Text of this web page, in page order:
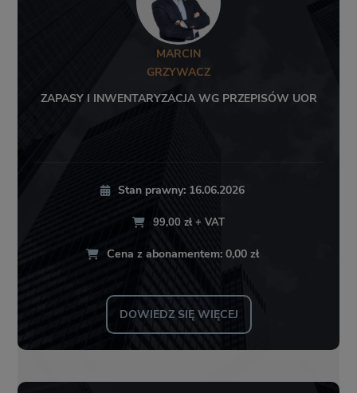
MARCIN
GRZYWACZ
ZAPASY I INWENTARYZACJA WG PRZEPISÓW UOR
Stan prawny: 16.06.2026
99,00 zł + VAT
Cena z abonamentem: 0,00 zł
DOWIEDZ SIĘ WIĘCEJ